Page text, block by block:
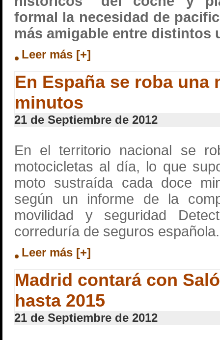
formal la necesidad de
más amigable entre distintos
Leer más [+]
En España se roba una
minutos
21 de Septiembre de 2012
En el territorio nacional se
motocicletas al día, lo que
moto sustraída cada doce
según un informe de la
movilidad y seguridad
correduría de seguros española.
Leer más [+]
Madrid contará con
hasta 2015
21 de Septiembre de 2012